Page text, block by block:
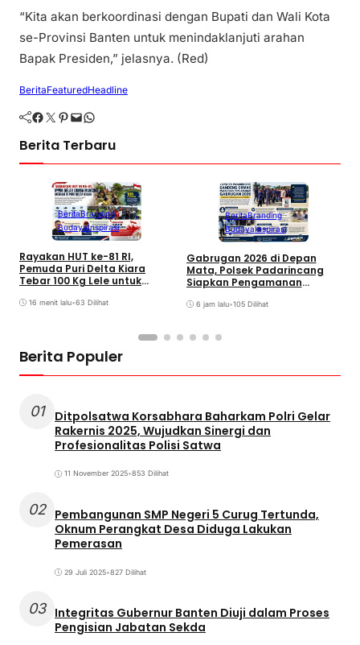
“Kita akan berkoordinasi dengan Bupati dan Wali Kota
se-Provinsi Banten untuk menindaklanjuti arahan
Bapak Presiden,” jelasnya. (Red)
BeritaFeaturedHeadline
Facebook Twitter Pinterest Mail WhatsApp
Berita Terbaru
BeritaBranding
BudayaInspirasi
Rayakan HUT ke-81 RI,
Pemuda Puri Delta Kiara
Tebar 100 Kg Lele untuk
16 menit lalu•63 Dilihat
BeritaBranding
BudayaInspirasi
Gabrugan 2026 di Depan
Mata, Polsek Padarincang
Siapkan Pengamanan
6 jam lalu•105 Dilihat
Berita Populer
01
Ditpolsatwa Korsabhara Baharkam Polri Gelar
Rakernis 2025, Wujudkan Sinergi dan
Profesionalitas Polisi Satwa
11 November 2025•853 Dilihat
02 Pembangunan SMP Negeri 5 Curug Tertunda,
Oknum Perangkat Desa Diduga Lakukan
Pemerasan
29 Juli 2025•827 Dilihat
03 Integritas Gubernur Banten Diuji dalam Proses
Pengisian Jabatan Sekda